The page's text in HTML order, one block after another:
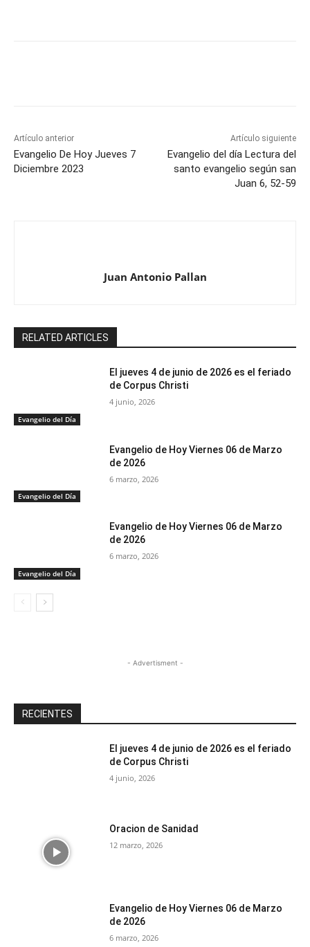
Artículo anterior
Evangelio De Hoy Jueves 7
Diciembre 2023
Artículo siguiente
Evangelio del día Lectura del
santo evangelio según san
Juan 6, 52-59
Juan Antonio Pallan
RELATED ARTICLES
Evangelio del Día
El jueves 4 de junio de 2026 es el feriado
de Corpus Christi
4 junio, 2026
Evangelio del Día
Evangelio de Hoy Viernes 06 de Marzo
de 2026
6 marzo, 2026
Evangelio del Día
Evangelio de Hoy Viernes 06 de Marzo
de 2026
6 marzo, 2026
- Advertisment -
RECIENTES
El jueves 4 de junio de 2026 es el feriado
de Corpus Christi
4 junio, 2026
Oracion de Sanidad
12 marzo, 2026
Evangelio de Hoy Viernes 06 de Marzo
de 2026
6 marzo, 2026